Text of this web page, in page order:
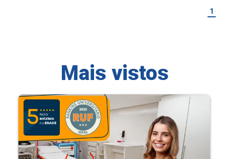
1
Mais vistos